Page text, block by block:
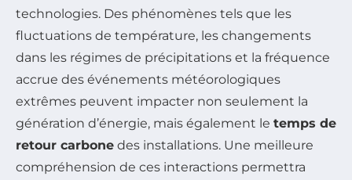
technologies. Des phénomènes tels que les
fluctuations de température, les changements
dans les régimes de précipitations et la fréquence
accrue des événements météorologiques
extrêmes peuvent impacter non seulement la
génération d’énergie, mais également le temps de
retour carbone des installations. Une meilleure
compréhension de ces interactions permettra